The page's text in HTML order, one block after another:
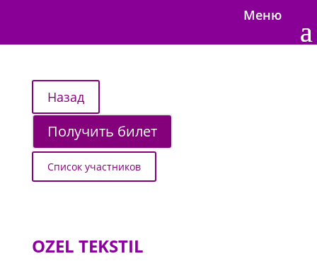
Меню
Получить билет
Список участников
OZEL TEKSTIL